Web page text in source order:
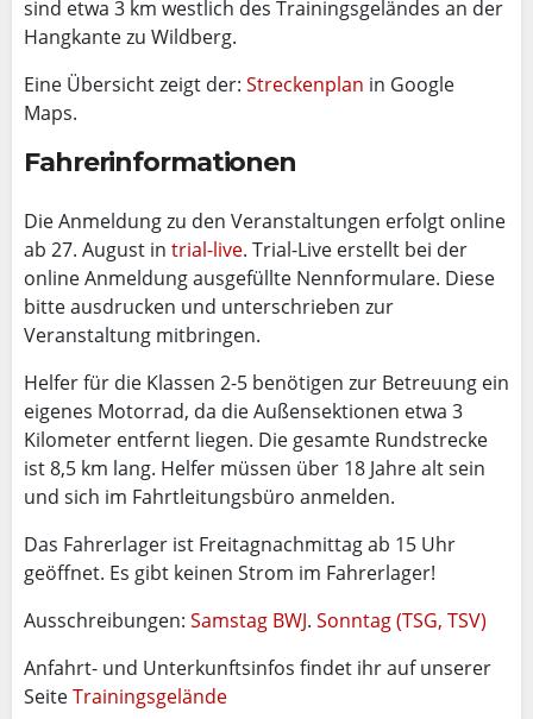
sind etwa 3 km westlich des Trainingsgeländes an der
Hangkante zu Wildberg.
Eine Übersicht zeigt der: Streckenplan in Google
Maps.
Fahrerinformationen
Die Anmeldung zu den Veranstaltungen erfolgt online
ab 27. August in trial-live. Trial-Live erstellt bei der
online Anmeldung ausgefüllte Nennformulare. Diese
bitte ausdrucken und unterschrieben zur
Veranstaltung mitbringen.
Helfer für die Klassen 2-5 benötigen zur Betreuung ein
eigenes Motorrad, da die Außensektionen etwa 3
Kilometer entfernt liegen. Die gesamte Rundstrecke
ist 8,5 km lang. Helfer müssen über 18 Jahre alt sein
und sich im Fahrtleitungsbüro anmelden.
Das Fahrerlager ist Freitagnachmittag ab 15 Uhr
geöffnet. Es gibt keinen Strom im Fahrerlager!
Ausschreibungen: Samstag BWJ. Sonntag (TSG, TSV)
Anfahrt- und Unterkunftsinfos findet ihr auf unserer
SeiteTrainingsgelände